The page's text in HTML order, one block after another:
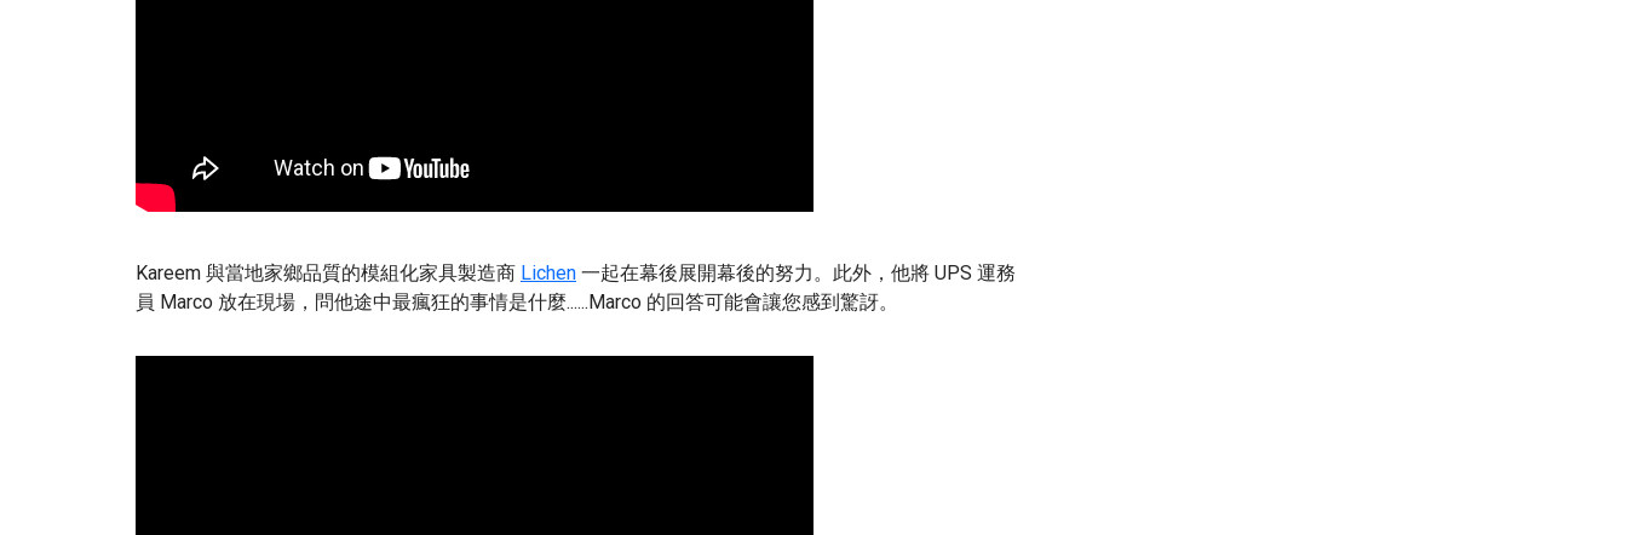
Kareem 與當地家鄉品質的模組化家具製造商 Lichen 一起在幕後展開幕後的努力。此外，他將 UPS 運務
員 Marco 放在現場，問他途中最瘋狂的事情是什麼......Marco 的回答可能會讓您感到驚訝。